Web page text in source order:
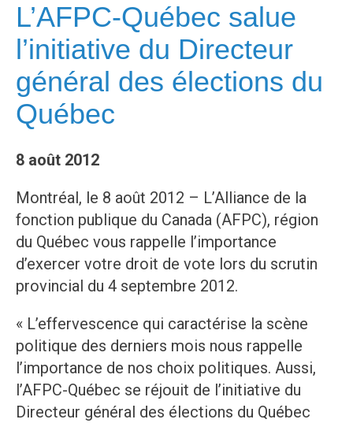
L’AFPC-Québec salue
l’initiative du Directeur
général des élections du
Québec
8 août 2012
Montréal, le 8 août 2012 – L’Alliance de la
fonction publique du Canada (AFPC), région
du Québec vous rappelle l’importance
d’exercer votre droit de vote lors du scrutin
provincial du 4 septembre 2012.
« L’effervescence qui caractérise la scène
politique des derniers mois nous rappelle
l’importance de nos choix politiques. Aussi,
l’AFPC-Québec se réjouit de l’initiative du
Directeur général des élections du Québec